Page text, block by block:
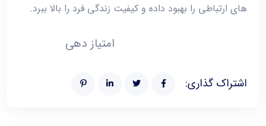
‌های ارتباطی را بهبود داده و کیفیت زندگی فرد را بالا ببرد.
امتیاز دهی
اشتراک گذاری: